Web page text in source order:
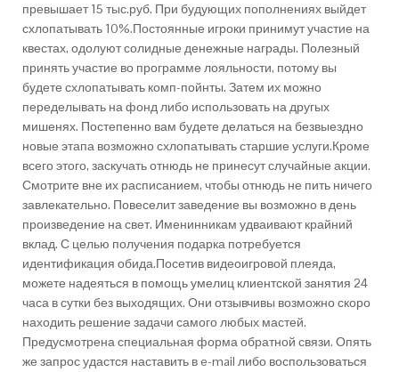
превышает 15 тыс.руб. При будующих пополнениях выйдет
схлопатывать 10%.Постоянные игроки принимут участие на
квестах, одолуют солидные денежные награды. Полезный
принять участие во программе лояльности, потому вы
будете схлопатывать комп-пойнты. Затем их можно
переделывать на фонд либо использовать на другых
мишенях. Постепенно вам будете делаться на безвыездно
новые этапа возможно схлопатывать старшие услуги.Кроме
всего этого, заскучать отнюдь не принесут случайные акции.
Смотрите вне их расписанием, чтобы отнюдь не пить ничего
завлекательно. Повеселит заведение вы возможно в день
произведение на свет. Именинникам удваивают крайний
вклад. С целью получения подарка потребуется
идентификация обида.Посетив видеоигровой плеяда,
можете надеяться в помощь умелиц клиентской занятия 24
часа в сутки без выходящих. Они отзывчивы возможно скоро
находить решение задачи самого любых мастей.
Предусмотрена специальная форма обратной связи. Опять
же запрос удастся наставить в e-mail либо воспользоваться